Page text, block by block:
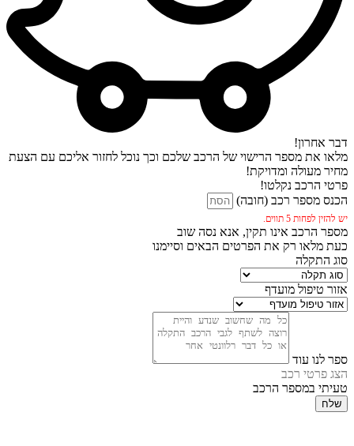
דבר אחרון!
מלאו את מספר הרישוי של הרכב שלכם וכך נוכל לחזור אליכם עם הצעת
מחיר מעולה ומדויקת!
פרטי הרכב נקלטו!
הכנס מספר רכב (חובה)
יש להזין לפחות 5 תווים.
מספר הרכב אינו תקין, אנא נסה שוב
כעת מלאו רק את הפרטים הבאים וסיימנו
סוג התקלה
אזור טיפול מועדף
ספר לנו עוד
הצג פרטי רכב
טעיתי במספר הרכב
שלח